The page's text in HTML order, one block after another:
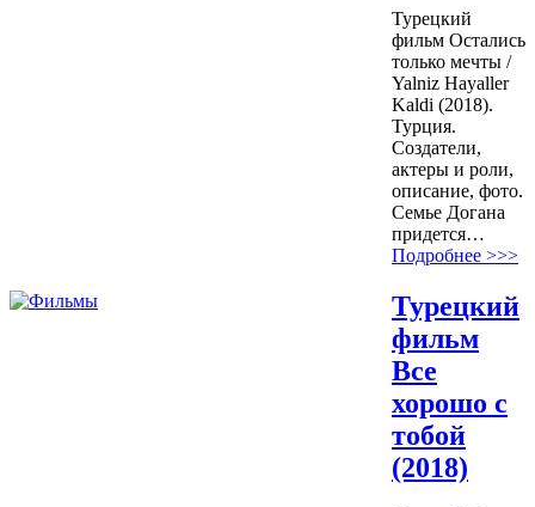
Турецкий
фильм Остались
только мечты /
Yalniz Hayaller
Kaldi (2018).
Турция.
Создатели,
актеры и роли,
описание, фото.
Семье Догана
придется…
Подробнее >>>
Турецкий
фильм
Все
хорошо с
тобой
(2018)